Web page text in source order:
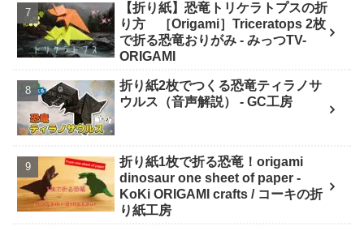
【折り紙】恐竜トリケラトプスの折
り方 ［Origami］Triceratops 2枚
で折る恐竜おりがみ - みっつTV-
ORIGAMI
折り紙2枚でつくる恐竜ティラノサ
ウルス（音声解説） - GC工房
折り紙1枚で折る恐竜！origami
dinosaur one sheet of paper -
KoKi ORIGAMI crafts / コーキの折
り紙工房